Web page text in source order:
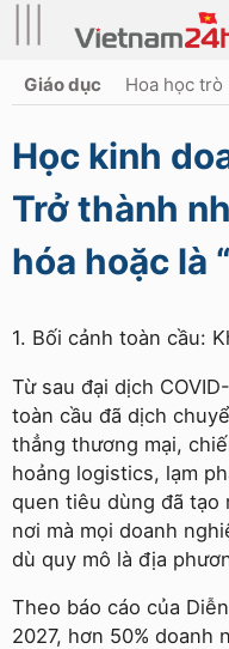
Giáo dục Hoa học trò
Học kinh
Trở thành
hóa hoặc là
1. Bối cảnh toàn cầu:
Từ sau đại dịch
toàn cầu đã dịch
thẳng thương mại,
hoảng logistics, lạm
quen tiêu dùng đã tạo
nơi mà mọi doanh
dù quy mô là địa
Theo báo cáo của
2027, hơn 50% doanh